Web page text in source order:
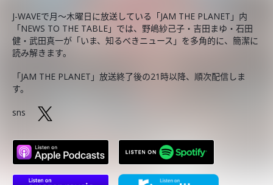
J-WAVEで月～木曜日に放送している「JAM THE PLANET」内
「NEWS TO THE TABLE」では、野嶋紗己子・吉田まゆ・石田
健・武田真一が「いま、知るべきニュース」を多角的に、簡潔に
読み解きます。
「JAM THE PLANET」放送終了後の21時以降、順次配信しま
す。
sns